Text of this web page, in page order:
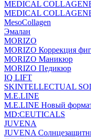
MEDICAL
MEDICAL
MesoCollagen
Эмалан
MORIZO
MORIZO Коррекция
MORIZO Маникюр
MORIZO Педикюр
IQ LIFT
SKINTELLECTUAL
M.E.LINE
M.E.LINE Новый
MD:CEUTICALS
JUVENA
JUVENA